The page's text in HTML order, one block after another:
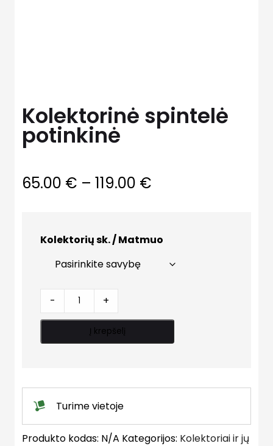
Kolektorinė spintelė
potinkinė
65.00 € – 119.00 €
through
119.00 €
Kolektorių sk. / Matmuo
Kolektorinė
spintelė
quantity
- +
Į krepšelį
Turime vietoje
Produkto kodas: N/A Kategorijos: Kolektoriai ir jų